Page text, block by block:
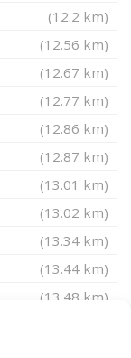
(12.2 km)
(12.56 km)
(12.67 km)
(12.77 km)
(12.86 km)
(12.87 km)
(13.01 km)
(13.02 km)
(13.34 km)
(13.44 km)
(13.48 km)